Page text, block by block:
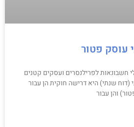
עוסק פטור
חשבונאות לפרילנסרים ועסקים קטנים
שנתי) היא דרישה חוקית הן עבור
והן עבור